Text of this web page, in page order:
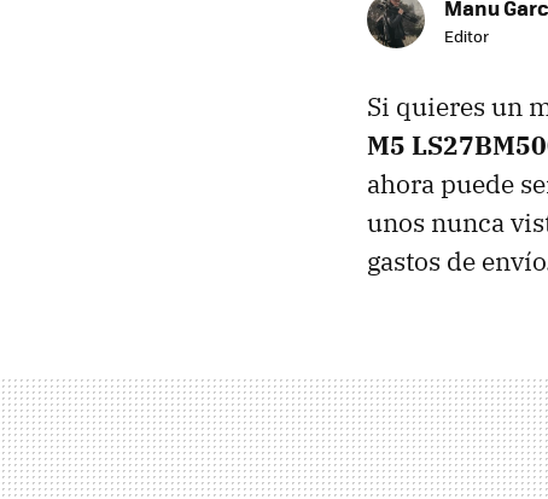
Manu
Editor
Si quieres un
M5
ahora puede
unos nunca
gastos de